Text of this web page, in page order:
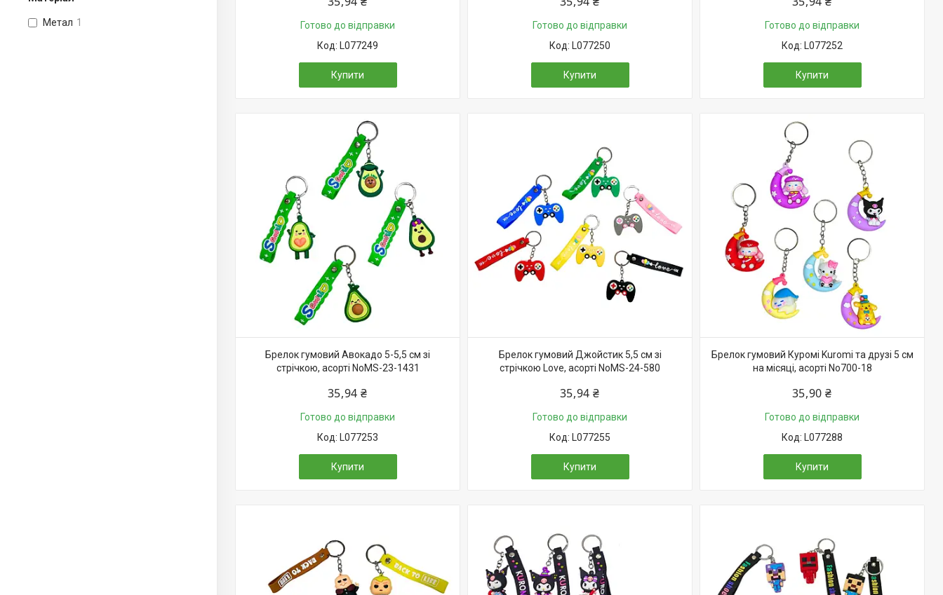
Метал 1
Готово до відправки
L077249
Купити
Готово до відправки
L077250
Купити
Готово до відправки
L077252
Купити
Брелок гумовий Авокадо 5-5,5 см зі
стрічкою, асорті NoMS-23-1431
35,94 ₴
Готово до відправки
L077253
Купити
Брелок гумовий Джойстик 5,5 см зі
стрічкою Love, асорті NoMS-24-580
35,94 ₴
Готово до відправки
L077255
Купити
Брелок гумовий Куромі Kuromi та друзі 5 см
на місяці, асорті No700-18
35,90 ₴
Готово до відправки
L077288
Купити